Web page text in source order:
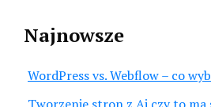
Najnowsze
WordPress vs. Webflow – co